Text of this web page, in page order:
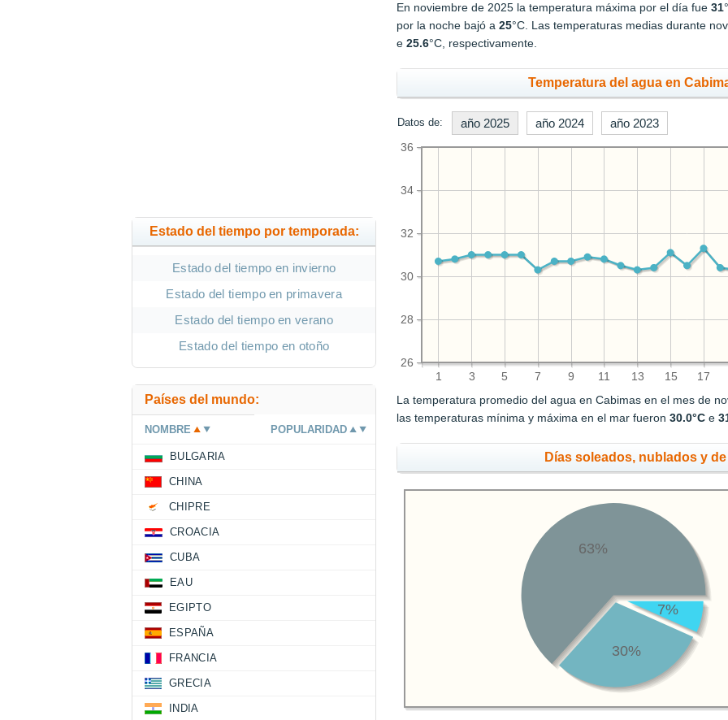
En noviembre de 2025 la temperatura máxima por el día fue31
por la noche bajó a25°C. Las temperaturas medias durante
e25.6°C, respectivamente.
Temperatura del agua en
Datos de: año 2025 año 2024 año 2023
1 3 5 7 9 11 13 15 17
26
28
30
32
34
36
La temperatura promedio del agua en Cabimas en el mes de
las temperaturas mínima y máxima en el mar fueron30.0°C e
Días soleados, nublados y
7%
30%
63%
Estado del tiempo por temporada:
Estado del tiempo en invierno
Estado del tiempo en primavera
Estado del tiempo en verano
Estado del tiempo en otoño
Países del mundo:
NOMBRE POPULARIDAD
BULGARIA
CHINA
CHIPRE
CROACIA
CUBA
EAU
EGIPTO
ESPAÑA
FRANCIA
GRECIA
INDIA